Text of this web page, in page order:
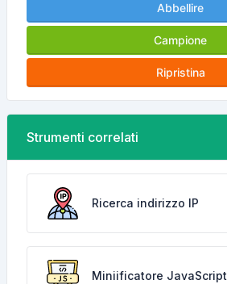
Abbellire
Campione
Ripristina
Strumenti correlati
Ricerca indirizzo IP
Miniificatore JavaScript